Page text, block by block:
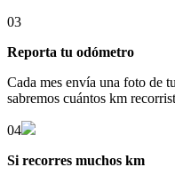
03
Reporta tu odómetro
Cada mes envía una foto de
sabremos cuántos km
04
Si recorres muchos km